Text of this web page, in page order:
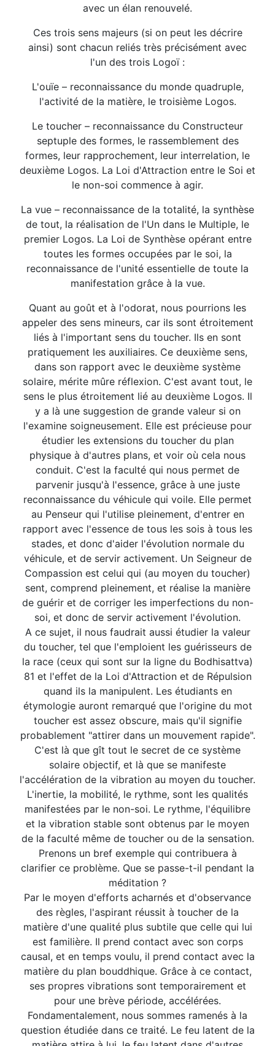
avec un élan renouvelé.
Ces trois sens majeurs (si on peut les décrire
ainsi) sont chacun reliés très précisément avec
l'un des trois Logoï :
L'ouïe – reconnaissance du monde quadruple,
l'activité de la matière, le troisième Logos.
Le toucher – reconnaissance du Constructeur
septuple des formes, le rassemblement des
formes, leur rapprochement, leur interrelation, le
deuxième Logos. La Loi d'Attraction entre le Soi et
le non-soi commence à agir.
La vue – reconnaissance de la totalité, la synthèse
de tout, la réalisation de l'Un dans le Multiple, le
premier Logos. La Loi de Synthèse opérant entre
toutes les formes occupées par le soi, la
reconnaissance de l'unité essentielle de toute la
manifestation grâce à la vue.
Quant au goût et à l'odorat, nous pourrions les
appeler des sens mineurs, car ils sont étroitement
liés à l'important sens du toucher. Ils en sont
pratiquement les auxiliaires. Ce deuxième sens,
dans son rapport avec le deuxième système
solaire, mérite mûre réflexion. C'est avant tout, le
sens le plus étroitement lié au deuxième Logos. Il
y a là une suggestion de grande valeur si on
l'examine soigneusement. Elle est précieuse pour
étudier les extensions du toucher du plan
physique à d'autres plans, et voir où cela nous
conduit. C'est la faculté qui nous permet de
parvenir jusqu'à l'essence, grâce à une juste
reconnaissance du véhicule qui voile. Elle permet
au Penseur qui l'utilise pleinement, d'entrer en
rapport avec l'essence de tous les sois à tous les
stades, et donc d'aider l'évolution normale du
véhicule, et de servir activement. Un Seigneur de
Compassion est celui qui (au moyen du toucher)
sent, comprend pleinement, et réalise la manière
de guérir et de corriger les imperfections du non-
soi, et donc de servir activement l'évolution.
A ce sujet, il nous faudrait aussi étudier la valeur
du toucher, tel que l'emploient les guérisseurs de
la race (ceux qui sont sur la ligne du Bodhisattva)
81 et l'effet de la Loi d'Attraction et de Répulsion
quand ils la manipulent. Les étudiants en
étymologie auront remarqué que l'origine du mot
toucher est assez obscure, mais qu'il signifie
probablement "attirer dans un mouvement rapide".
C'est là que gît tout le secret de ce système
solaire objectif, et là que se manifeste
l'accélération de la vibration au moyen du toucher.
L'inertie, la mobilité, le rythme, sont les qualités
manifestées par le non-soi. Le rythme, l'équilibre
et la vibration stable sont obtenus par le moyen
de la faculté même de toucher ou de la sensation.
Prenons un bref exemple qui contribuera à
clarifier ce problème. Que se passe-t-il pendant la
méditation ?
Par le moyen d'efforts acharnés et d'observance
des règles, l'aspirant réussit à toucher de la
matière d'une qualité plus subtile que celle qui lui
est familière. Il prend contact avec son corps
causal, et en temps voulu, il prend contact avec la
matière du plan bouddhique. Grâce à ce contact,
ses propres vibrations sont temporairement et
pour une brève période, accélérées.
Fondamentalement, nous sommes ramenés à la
question étudiée dans ce traité. Le feu latent de la